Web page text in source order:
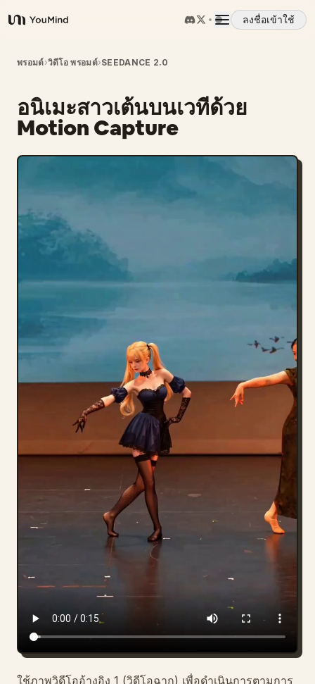
YouMind
ลงชื่อเข้าใช้
ภาพรวม
กรณีการใช้งาน
ทักษะ
ดาวน์โหลด
บล็อก
อัปเดต
พรอมต์›วิดีโอ พรอมต์›SEEDANCE 2.0
อนิเมะสาวเต้นบนเวทีด้วย
Motion Capture
ใช้ภาพวิดีโออ้างอิง 1 (วิดีโอฉาก) เพื่อดำเนินการตามการ